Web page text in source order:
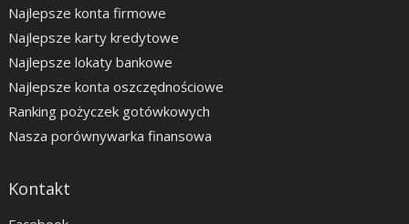
Najlepsze konta firmowe
Najlepsze karty kredytowe
Najlepsze lokaty bankowe
Najlepsze konta oszczędnościowe
Ranking pożyczek gotówkowych
Nasza porównywarka finansowa
Kontakt